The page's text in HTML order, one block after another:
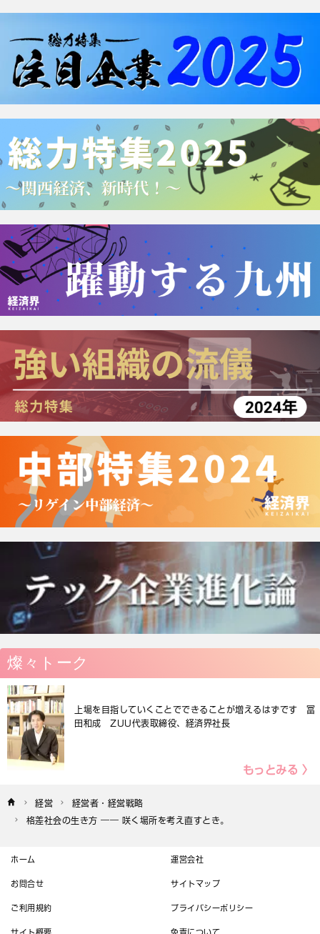
燦々トーク
上場を目指していくことでできることが増えるはずです 冨
田和成 ZUU代表取締役、経済界社長
もっとみる 〉
経営
経営者・経営戦略
格差社会の生き方 ―― 咲く場所を考え直すとき。
ホーム 運営会社
お問合せ サイトマップ
ご利用規約 プライバシーポリシー
サイト概要 免責について